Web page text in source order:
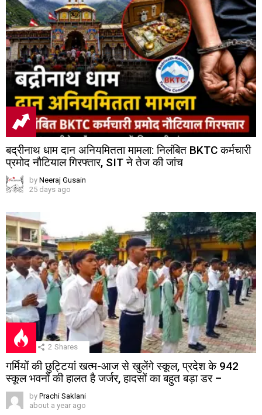
बद्रीनाथ धाम दान अनियमितता मामला: निलंबित BKTC कर्मचारी
प्रमोद नौटियाल गिरफ्तार, SIT ने तेज की जांच
by Neeraj Gusain
25 days ago
2 Shares
गर्मियों की छुट्टियां खत्म-आज से खुलेंगे स्कूल, प्रदेश के 942
स्कूल भवनों की हालत है जर्जर, हादसों का बहुत बड़ा डर –
by Prachi Saklani
about a year ago